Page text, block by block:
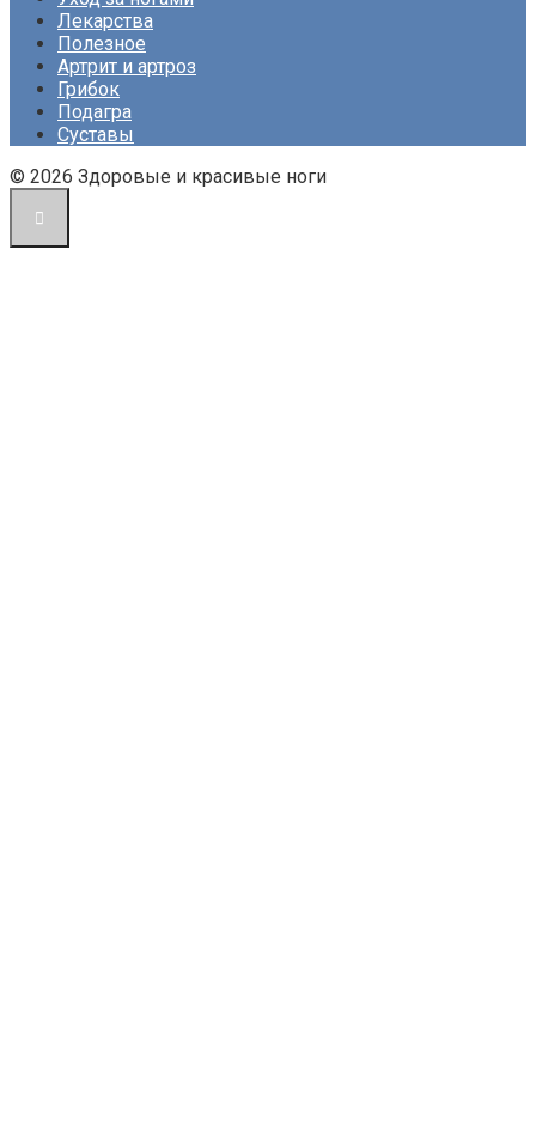
Лекарства
Полезное
Артрит и артроз
Грибок
Подагра
Суставы
© 2026 Здоровые и красивые ноги